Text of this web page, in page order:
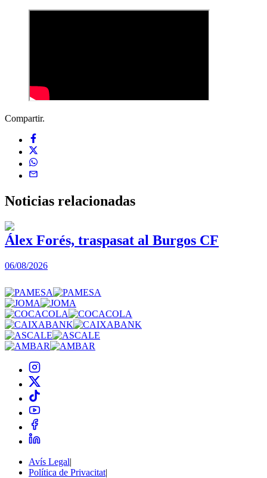
Compartir.
Noticias relacionadas
Álex Forés, traspasat al Burgos CF
06/08/2026
Avís Legal|
Política de Privacitat|